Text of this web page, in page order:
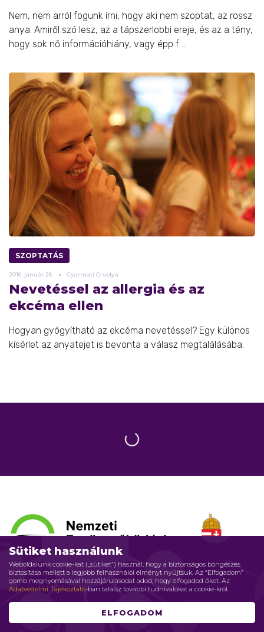
Sütiket használunk
Weboldalunk cookie-kat („sütiket”) használ, hogy a biztonságos böngészés
biztosítása mellett a legjobb felhasználói élményt nyújtsuk. Az “Elfogadom”
gomb megnyomásával hozzájárulásodat adod, hogy elfogadod őket. Az
Adatvédelmi Tájékoztató-ban találsz további tudnivalókat a cookie-król.
ELFOGADOM
Nem, nem arról fogunk írni, hogy aki nem szoptat, az rossz
anya. Amiről szó lesz, az a tápszerlobbi ereje, és az a tény,
hogy sok nő információhiány, vagy épp f ...
SZOPTATÁS
2016. január 26. Gyarmati Orsolya
Nevetéssel az allergia és az
ekcéma ellen
Hogyan gyógyítható az ekcéma nevetéssel? Egy különös
kísérlet az anyatejet is bevonta a válasz megtalálásába.
SZOPTATÁS
Szoptasson-e dohányzó anya?